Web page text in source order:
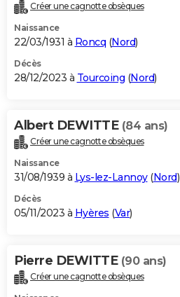
Créer une cagnotte obsèques
Naissance
22/03/1931 à Roncq (Nord)
Décès
28/12/2023 à Tourcoing (Nord)
Albert DEWITTE (84 ans)
Créer une cagnotte obsèques
Naissance
31/08/1939 à Lys-lez-Lannoy(Nord)
Décès
05/11/2023 à Hyères (Var)
Pierre DEWITTE (90 ans)
Créer une cagnotte obsèques